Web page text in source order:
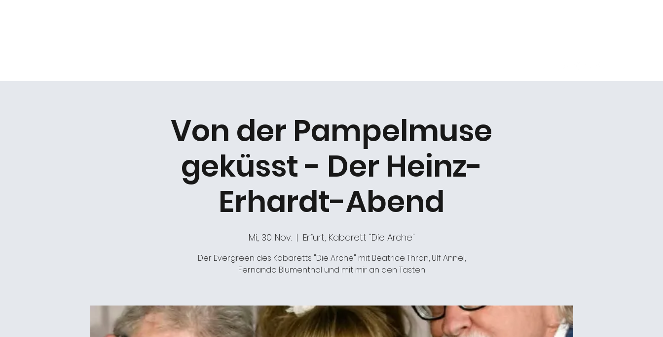
Von der Pampelmuse
geküsst - Der Heinz-
Erhardt-Abend
Mi., 30. Nov.
  |
Erfurt, Kabarett "Die Arche"
Der Evergreen des Kabaretts "Die Arche" mit Beatrice Thron, Ulf Annel,
Fernando Blumenthal und mit mir an den Tasten